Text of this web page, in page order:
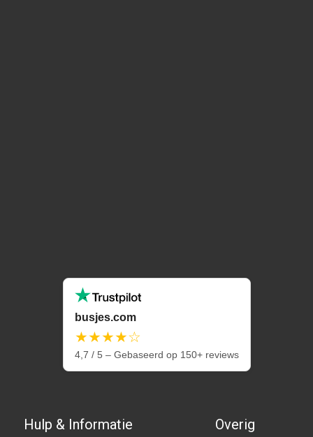
busjes.com
★★★★☆
4,7 / 5 – Gebaseerd op 150+ reviews
Hulp & Informatie Overig